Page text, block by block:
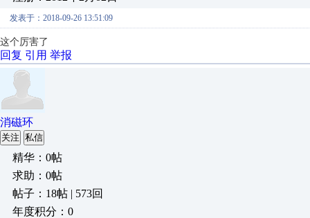
发表于：2018-09-26 13:51:09
这个厉害了
回复 引用 举报
消磁环
关注 私信
精华：0帖
求助：0帖
帖子：18帖 | 573回
年度积分：0